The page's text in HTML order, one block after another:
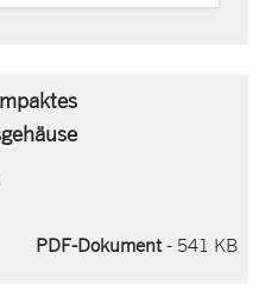
PDF-Dokument- 541 KB